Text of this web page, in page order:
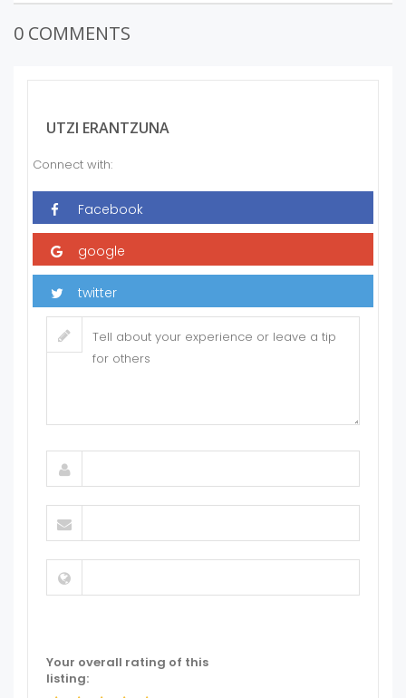
0 COMMENTS
UTZI ERANTZUNA
Connect with:
Your overall rating of this
listing: